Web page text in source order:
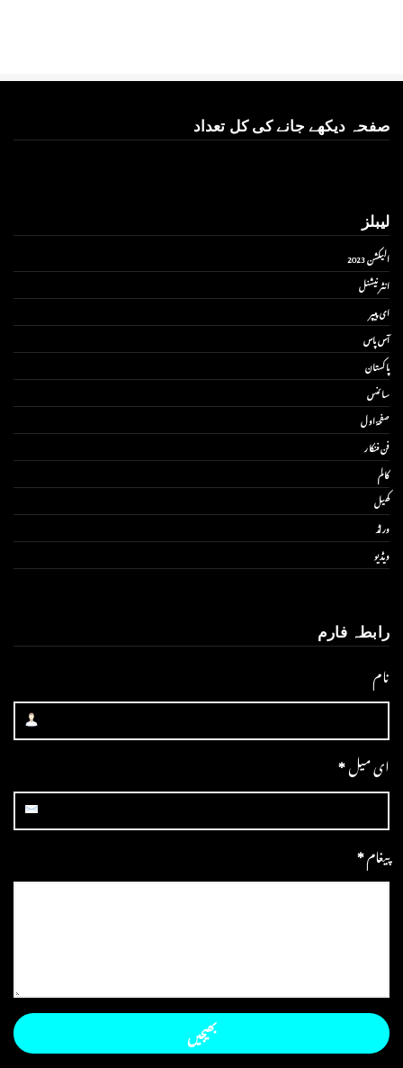
صفحہ دیکھے جانے کی کل تعداد
لیبلز
الیکشن 2023
انٹر نیشنل
ای پیپر
آس پاس
پاکستان
سائنس
صفحۂ اول
فن فنکار
کالم
کھیل
ورلڈ
ویڈیو
رابطہ فارم
نام
ای میل*
پیغام*